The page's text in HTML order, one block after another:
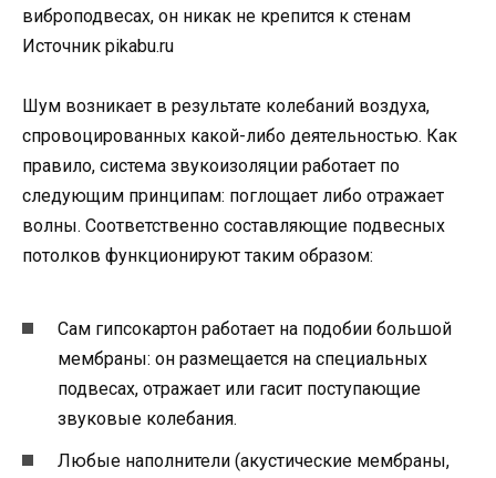
виброподвесах, он никак не крепится к стенам
Источник pikabu.ru
Шум возникает в результате колебаний воздуха,
спровоцированных какой-либо деятельностью. Как
правило, система звукоизоляции работает по
следующим принципам: поглощает либо отражает
волны. Соответственно составляющие подвесных
потолков функционируют таким образом:
Сам гипсокартон работает на подобии большой
мембраны: он размещается на специальных
подвесах, отражает или гасит поступающие
звуковые колебания.
Любые наполнители (акустические мембраны,